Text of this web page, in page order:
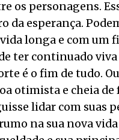
os personagens.
da esperança.
longa e com
ter continuado
é o fim de tudo.
otimista e cheia de
lidar com suas
na sua nova